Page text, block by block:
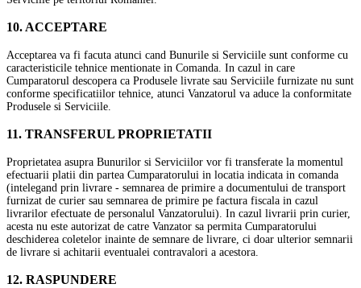
10. ACCEPTARE
Acceptarea va fi facuta atunci cand Bunurile si Serviciile sunt conforme cu
caracteristicile tehnice mentionate in Comanda. In cazul in care
Cumparatorul descopera ca Produsele livrate sau Serviciile furnizate nu sunt
conforme specificatiilor tehnice, atunci Vanzatorul va aduce la conformitate
Produsele si Serviciile.
11. TRANSFERUL PROPRIETATII
Proprietatea asupra Bunurilor si Serviciilor vor fi transferate la momentul
efectuarii platii din partea Cumparatorului in locatia indicata in comanda
(intelegand prin livrare - semnarea de primire a documentului de transport
furnizat de curier sau semnarea de primire pe factura fiscala in cazul
livrarilor efectuate de personalul Vanzatorului). In cazul livrarii prin curier,
acesta nu este autorizat de catre Vanzator sa permita Cumparatorului
deschiderea coletelor inainte de semnare de livrare, ci doar ulterior semnarii
de livrare si achitarii eventualei contravalori a acestora.
12. RASPUNDERE